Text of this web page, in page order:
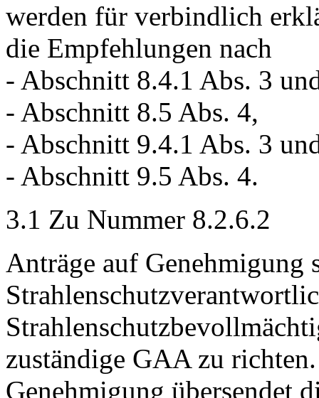
werden für verbindlich
die Empfehlungen nach
- Abschnitt 8.4.1 Abs. 3
- Abschnitt 8.5 Abs. 4,
- Abschnitt 9.4.1 Abs. 3
- Abschnitt 9.5 Abs. 4.
3.1 Zu Nummer 8.2.6.2
Anträge auf Genehmigung
zuständige GAA zu
Genehmigung übersendet